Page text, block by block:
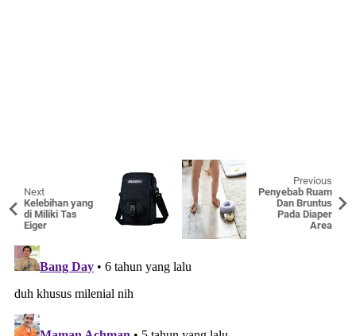
Next
Kelebihan yang
di Miliki Tas
Eiger
Previous
Penyebab Ruam
Dan Bruntus
Pada Diaper
Area